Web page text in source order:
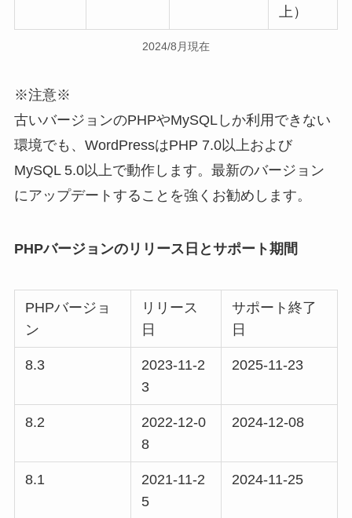
上）
2024/8月現在
※注意※
古いバージョンのPHPやMySQLしか利用できない
環境でも、WordPressはPHP 7.0以上および
MySQL 5.0以上で動作します。最新のバージョン
にアップデートすることを強くお勧めします。
PHPバージョンのリリース日とサポート期間
PHPバージョ
ン
リリース
日
サポート終了
日
8.3
2023-11-2
3
2025-11-23
8.2
2022-12-0
8
2024-12-08
8.1
2021-11-2
5
2024-11-25